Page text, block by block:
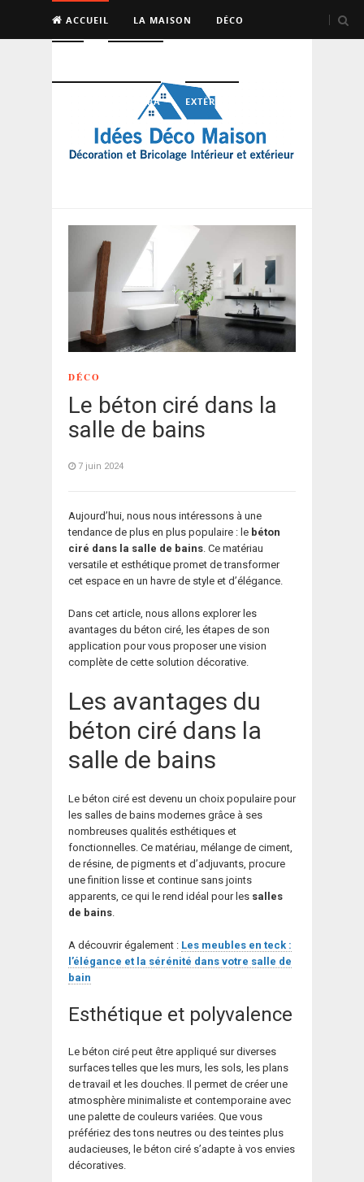
ACCUEIL LA MAISON DÉCO
PISCINE, SAUNA, SPA EXTÉRIEUR
DÉCO
Le béton ciré dans la
salle de bains
7 juin 2024
Aujourd’hui, nous nous intéressons à une
tendance de plus en plus populaire : le béton
ciré dans la salle de bains . Ce matériau
versatile et esthétique promet de transformer
cet espace en un havre de style et d’élégance.
Dans cet article, nous allons explorer les
avantages du béton ciré, les étapes de son
application pour vous proposer une vision
complète de cette solution décorative.
Les avantages du
béton ciré dans la
salle de bains
Le béton ciré est devenu un choix populaire pour
les salles de bains modernes grâce à ses
nombreuses qualités esthétiques et
fonctionnelles. Ce matériau, mélange de ciment,
de résine, de pigments et d’adjuvants, procure
une finition lisse et continue sans joints
apparents, ce qui le rend idéal pour les salles
de bains
A découvrir également : Les meubles en teck :
l’élégance et la sérénité dans votre salle de
bain
Esthétique et polyvalence
Le béton ciré peut être appliqué sur diverses
surfaces telles que les murs, les sols, les plans
de travail et les douches. Il permet de créer une
atmosphère minimaliste et contemporaine avec
une palette de couleurs variées. Que vous
préfériez des tons neutres ou des teintes plus
audacieuses, le béton ciré s’adapte à vos envies
décoratives.